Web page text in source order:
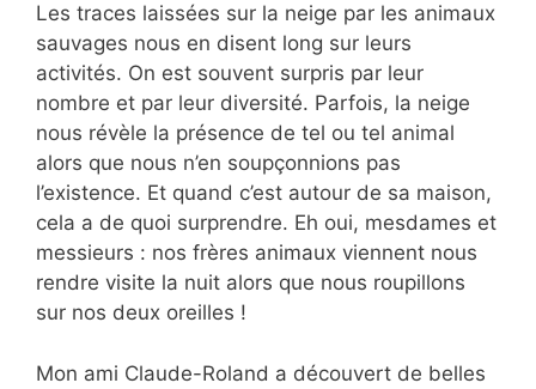
Les traces laissées sur la neige par les animaux
sauvages nous en disent long sur leurs
activités. On est souvent surpris par leur
nombre et par leur diversité. Parfois, la neige
nous révèle la présence de tel ou tel animal
alors que nous n’en soupçonnions pas
l’existence. Et quand c’est autour de sa maison,
cela a de quoi surprendre. Eh oui, mesdames et
messieurs : nos frères animaux viennent nous
rendre visite la nuit alors que nous roupillons
sur nos deux oreilles !
Mon ami Claude-Roland a découvert de belles